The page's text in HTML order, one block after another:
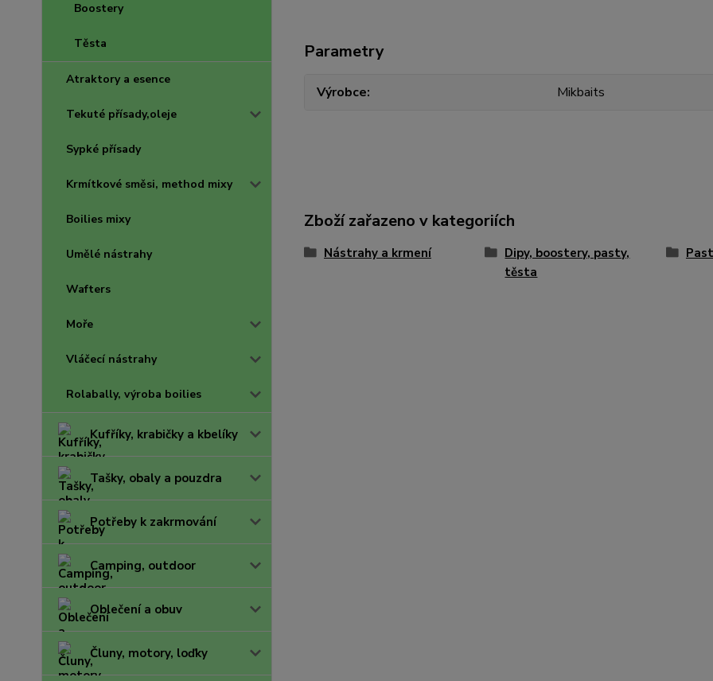
Boostery
Těsta
Atraktory a esence
Tekuté přísady,oleje
Sypké přísady
Krmítkové směsi, method mixy
Boilies mixy
Umělé nástrahy
Wafters
Moře
Vláčecí nástrahy
Rolabally, výroba boilies
Kufříky, krabičky a kbelíky
Tašky, obaly a pouzdra
Potřeby k zakrmování
Camping, outdoor
Oblečení a obuv
Čluny, motory, loďky
Parametry
Výrobce Mikbaits
Zboží zařazeno v kategoriích
Nástrahy a krmení
Dipy, boostery, pasty,
těsta